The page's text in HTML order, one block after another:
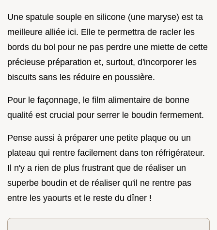
Une spatule souple en silicone (une maryse) est ta
meilleure alliée ici. Elle te permettra de racler les
bords du bol pour ne pas perdre une miette de cette
précieuse préparation et, surtout, d'incorporer les
biscuits sans les réduire en poussière.
Pour le façonnage, le film alimentaire de bonne
qualité est crucial pour serrer le boudin fermement.
Pense aussi à préparer une petite plaque ou un
plateau qui rentre facilement dans ton réfrigérateur.
Il n'y a rien de plus frustrant que de réaliser un
superbe boudin et de réaliser qu'il ne rentre pas
entre les yaourts et le reste du dîner !